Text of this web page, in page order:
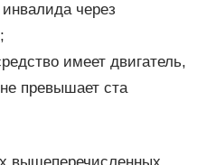
через
имеет двигатель,
превышает ста